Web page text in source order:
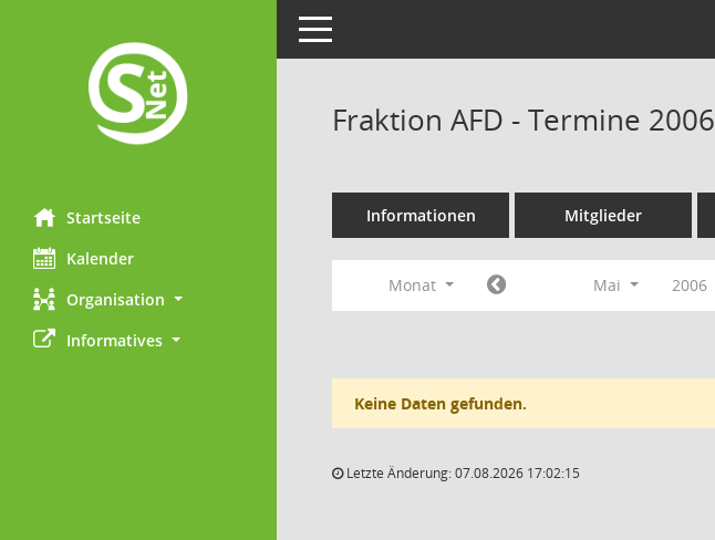
Startseite
Kalender
Organisation
Informatives
Toggle navigation
Fraktion AFD - Termine 2006
Informationen Mitglieder
Monat Mai 2006
Keine Daten gefunden.
Letzte Änderung: 07.08.2026 17:02:15